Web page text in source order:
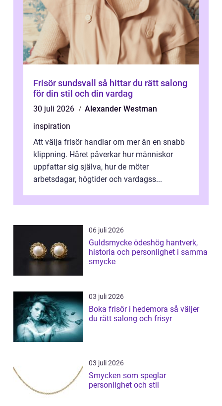
Frisör sundsvall så hittar du rätt salong
för din stil och din vardag
30 juli 2026
Alexander Westman
inspiration
Att välja frisör handlar om mer än en snabb
klippning. Håret påverkar hur människor
uppfattar sig själva, hur de möter
arbetsdagar, högtider och vardagss...
06 juli 2026
Guldsmycke ödeshög hantverk,
historia och personlighet i samma
smycke
03 juli 2026
Boka frisör i hedemora så väljer
du rätt salong och frisyr
03 juli 2026
Smycken som speglar
personlighet och stil